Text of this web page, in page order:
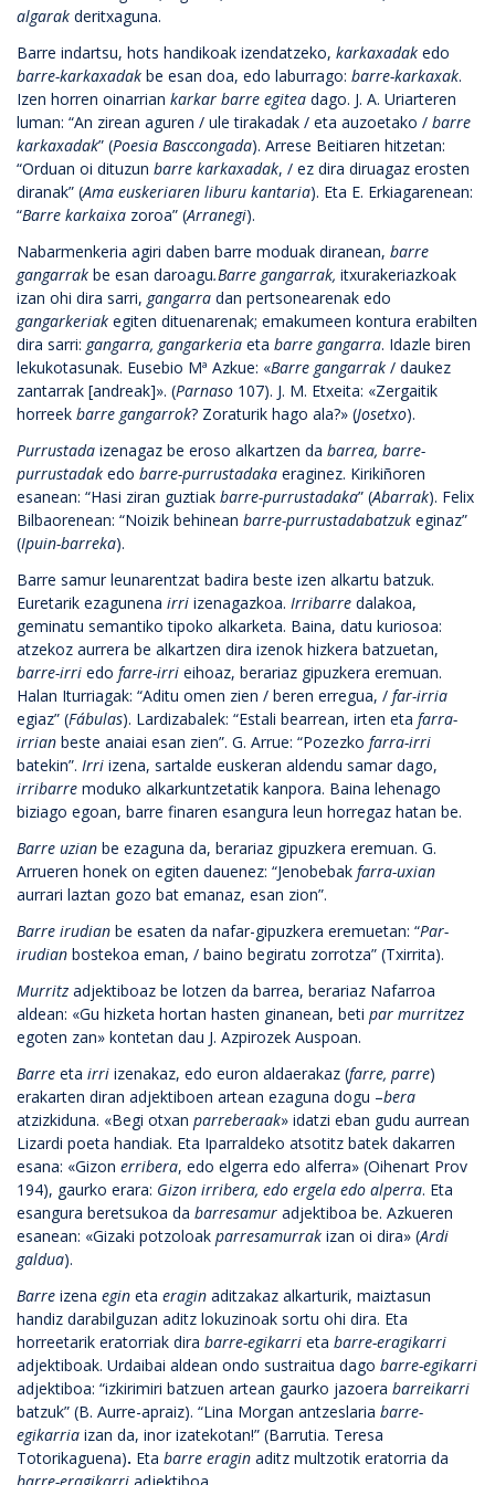
algarak deritxaguna.
Barre indartsu, hots handikoak izendatzeko, karkaxadak edo
barre-karkaxadak be esan doa, edo laburrago: barre-karkaxak.
Izen horren oinarrian karkar barre egitea dago. J. A. Uriarteren
luman: “An zirean aguren / ule tirakadak / eta auzoetako / barre
karkaxadak” (Poesia Basccongada). Arrese Beitiaren hitzetan:
“Orduan oi dituzun barre karkaxadak, / ez dira diruagaz erosten
diranak” (Ama euskeriaren liburu kantaria). Eta E. Erkiagarenean:
“Barre karkaixa zoroa” (Arranegi).
Nabarmenkeria agiri daben barre moduak diranean, barre
gangarrak be esan daroagu.Barre gangarrak, itxurakeriazkoak
izan ohi dira sarri, gangarra dan pertsonearenak edo
gangarkeriak egiten dituenarenak; emakumeen kontura erabilten
dira sarri: gangarra, gangarkeria eta barre gangarra. Idazle biren
lekukotasunak. Eusebio Mª Azkue: «Barre gangarrak / daukez
zantarrak [andreak]». (Parnaso 107). J. M. Etxeita: «Zergaitik
horreek barre gangarrok? Zoraturik hago ala?» (Josetxo).
Purrustada izenagaz be eroso alkartzen da barrea, barre-
purrustadak edo barre-purrustadaka eraginez. Kirikiñoren
esanean: “Hasi ziran guztiak barre-purrustadaka” (Abarrak). Felix
Bilbaorenean: “Noizik behinean barre-purrustadabatzuk eginaz”
(Ipuin-barreka).
Barre samur leunarentzat badira beste izen alkartu batzuk.
Euretarik ezagunena irri izenagazkoa. Irribarre dalakoa,
geminatu semantiko tipoko alkarketa. Baina, datu kuriosoa:
atzekoz aurrera be alkartzen dira izenok hizkera batzuetan,
barre-irri edo farre-irri eihoaz, berariaz gipuzkera eremuan.
Halan Iturriagak: “Aditu omen zien / beren erregua, / far-irria
egiaz” (Fábulas). Lardizabalek: “Estali bearrean, irten eta farra-
irrian beste anaiai esan zien”. G. Arrue: “Pozezko farra-irri
batekin”. Irri izena, sartalde euskeran aldendu samar dago,
irribarre moduko alkarkuntzetatik kanpora. Baina lehenago
biziago egoan, barre finaren esangura leun horregaz hatan be.
Barre uzian be ezaguna da, berariaz gipuzkera eremuan. G.
Arrueren honek on egiten dauenez: “Jenobebak farra-uxian
aurrari laztan gozo bat emanaz, esan zion”.
Barre irudian be esaten da nafar-gipuzkera eremuetan: “Par-
irudian bostekoa eman, / baino begiratu zorrotza” (Txirrita).
Murritz adjektiboaz be lotzen da barrea, berariaz Nafarroa
aldean: «Gu hizketa hortan hasten ginanean, beti par murritzez
egoten zan» kontetan dau J. Azpirozek Auspoan.
Barre eta irri izenakaz, edo euron aldaerakaz (farre, parre)
erakarten diran adjektiboen artean ezaguna dogu –bera
atzizkiduna. «Begi otxan parreberaak» idatzi eban gudu aurrean
Lizardi poeta handiak. Eta Iparraldeko atsotitz batek dakarren
esana: «Gizon erribera, edo elgerra edo alferra» (Oihenart Prov
194), gaurko erara: Gizon irribera, edo ergela edo alperra. Eta
esangura beretsukoa da barresamur adjektiboa be. Azkueren
esanean: «Gizaki potzoloak parresamurrak izan oi dira» (Ardi
galdua).
Barre izena egin eta eragin aditzakaz alkarturik, maiztasun
handiz darabilguzan aditz lokuzinoak sortu ohi dira. Eta
horreetarik eratorriak dira barre-egikarri eta barre-eragikarri
adjektiboak. Urdaibai aldean ondo sustraitua dago barre-egikarri
adjektiboa: “izkirimiri batzuen artean gaurko jazoera barreikarri
batzuk” (B. Aurre-apraiz). “Lina Morgan antzeslaria barre-
egikarria izan da, inor izatekotan!” (Barrutia. Teresa
Totorikaguena). Eta barre eragin aditz multzotik eratorria da
barre-eragikarri adjektiboa.